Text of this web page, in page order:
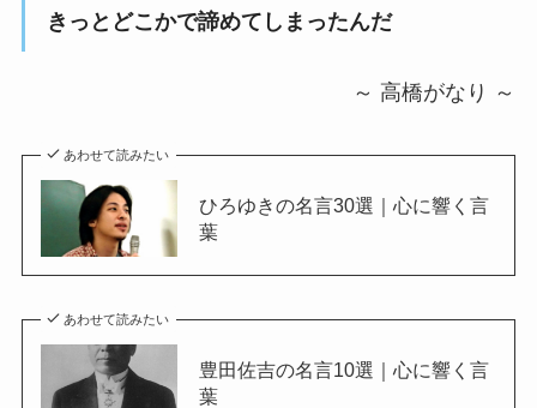
きっとどこかで諦めてしまったんだ
～ 高橋がなり ～
あわせて読みたい
ひろゆきの名言30選｜心に響く言
葉
あわせて読みたい
豊田佐吉の名言10選｜心に響く言
葉